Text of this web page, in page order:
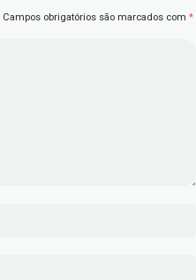
Campos obrigatórios são marcados com *